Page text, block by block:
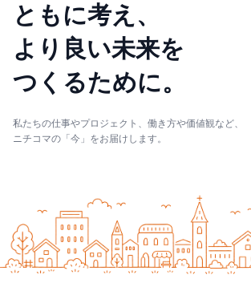
ともに考え、
より良い未来を
つくるために。
私たちの仕事やプロジェクト、働き方や価値観など、
ニチコマの「今」をお届けします。